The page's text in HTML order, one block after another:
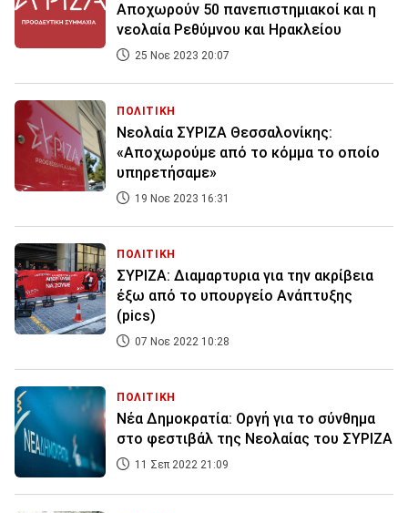
Αποχωρούν 50 πανεπιστημιακοί και η
νεολαία Ρεθύμνου και Ηρακλείου
25 Νοε 2023 20:07
ΠΟΛΙΤΙΚΗ
Νεολαία ΣΥΡΙΖΑ Θεσσαλονίκης:
«Αποχωρούμε από το κόμμα το οποίο
υπηρετήσαμε»
19 Νοε 2023 16:31
ΠΟΛΙΤΙΚΗ
ΣΥΡΙΖΑ: Διαμαρτυρια για την ακρίβεια
έξω από το υπουργείο Ανάπτυξης
(pics)
07 Νοε 2022 10:28
ΠΟΛΙΤΙΚΗ
Νέα Δημοκρατία: Οργή για το σύνθημα
στο φεστιβάλ της Νεολαίας του ΣΥΡΙΖΑ
11 Σεπ 2022 21:09